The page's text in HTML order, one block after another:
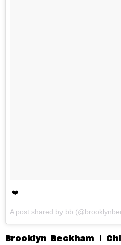
❤️
A post shared by bb
Brooklyn Beckham i